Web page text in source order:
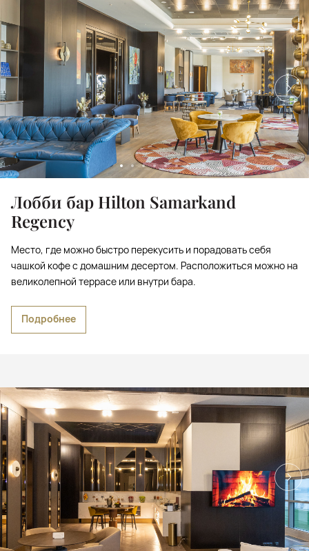
Лобби бар Hilton Samarkand
Regency
Место, где можно быстро перекусить и порадовать себя
чашкой кофе с домашним десертом. Расположиться можно на
великолепной террасе или внутри бара.
Подробнее